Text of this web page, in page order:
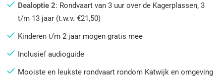
Dealoptie 2: Rondvaart van 3 uur over de Kagerplassen, 3
t/m 13 jaar (t.w.v. €21,50)
Kinderen t/m 2 jaar mogen gratis mee
Inclusief audioguide
Mooiste en leukste rondvaart rondom Katwijk en omgeving